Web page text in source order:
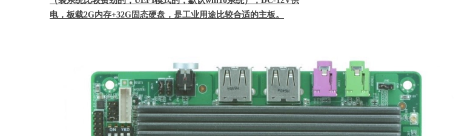
电， 板载2G内存+32G固态硬盘，是工业用途比较合适的主板。